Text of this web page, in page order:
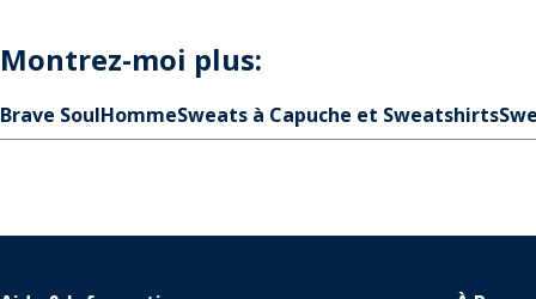
Montrez-moi plus:
Brave SoulHommeSweats à Capuche et Sweatshirts